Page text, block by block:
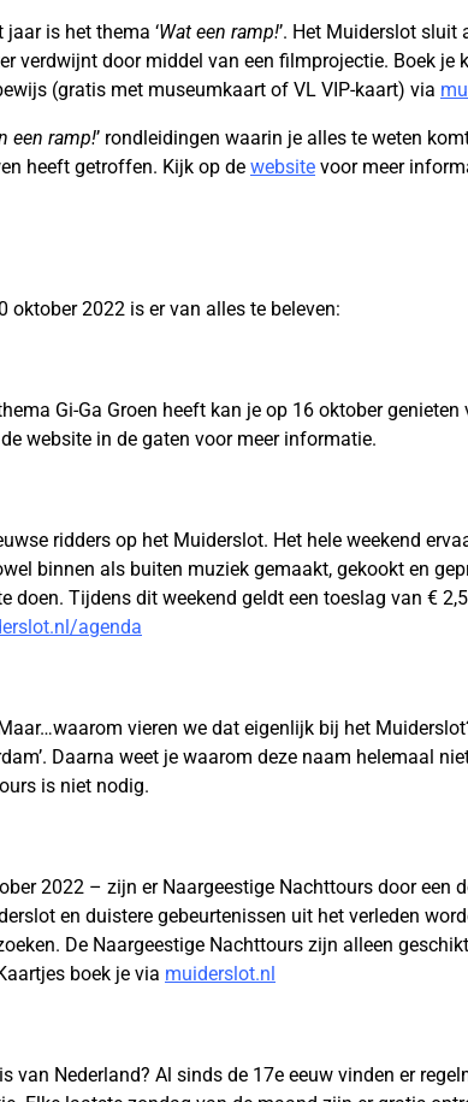
is het thema ‘Wat een ramp!’. Het Muiderslot
verdwijnt door middel van een filmprojectie. Boek je
(gratis met museumkaart of VL VIP-kaart) via
een ramp!’ rondleidingen waarin je alles te weten
heeft getroffen. Kijk op de website voor meer
2022 is er van alles te beleven:
Gi-Ga Groen heeft kan je op 16 oktober
website in de gaten voor meer informatie.
ridders op het Muiderslot. Het hele weekend
binnen als buiten muziek gemaakt, gekookt en
doen. Tijdens dit weekend geldt een toeslag van €
agenda
vieren we dat eigenlijk bij het
Daarna weet je waarom deze naam helemaal
is niet nodig.
2022 – zijn er Naargeestige Nachttours door een
en duistere gebeurtenissen uit het verleden
De Naargeestige Nachttours zijn alleen
boek je via muiderslot.nl
Nederland? Al sinds de 17e eeuw vinden er